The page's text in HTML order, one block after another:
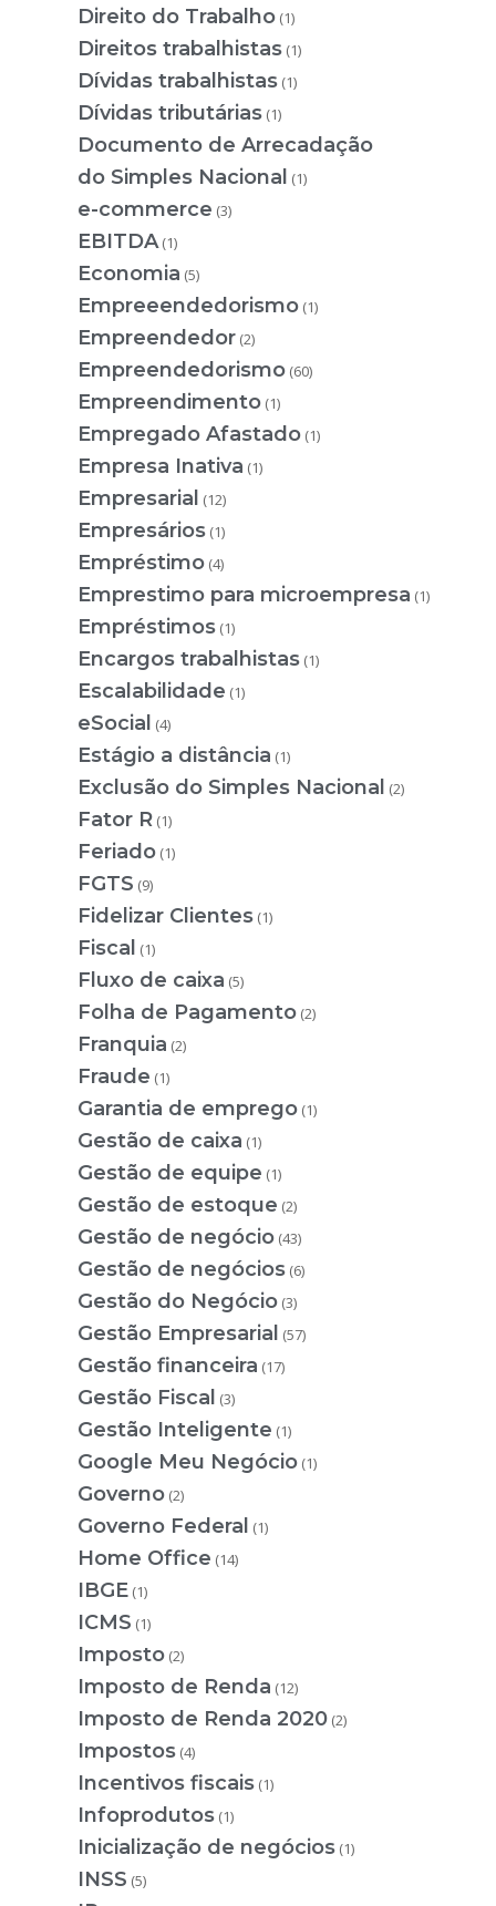
Direito do Trabalho (1)
Direitos trabalhistas (1)
Dívidas trabalhistas (1)
Dívidas tributárias (1)
Documento de Arrecadação
do Simples Nacional (1)
e-commerce (3)
EBITDA (1)
Economia (5)
Empreeendedorismo (1)
Empreendedor (2)
Empreendedorismo (60)
Empreendimento (1)
Empregado Afastado (1)
Empresa Inativa (1)
Empresarial (12)
Empresários (1)
Empréstimo (4)
Emprestimo para microempresa (1)
Empréstimos (1)
Encargos trabalhistas (1)
Escalabilidade (1)
eSocial (4)
Estágio a distância (1)
Exclusão do Simples Nacional (2)
Fator R (1)
Feriado (1)
FGTS (9)
Fidelizar Clientes (1)
Fiscal (1)
Fluxo de caixa (5)
Folha de Pagamento (2)
Franquia (2)
Fraude (1)
Garantia de emprego (1)
Gestão de caixa (1)
Gestão de equipe (1)
Gestão de estoque (2)
Gestão de negócio (43)
Gestão de negócios (6)
Gestão do Negócio (3)
Gestão Empresarial (57)
Gestão financeira (17)
Gestão Fiscal (3)
Gestão Inteligente (1)
Google Meu Negócio (1)
Governo (2)
Governo Federal (1)
Home Office (14)
IBGE (1)
ICMS (1)
Imposto (2)
Imposto de Renda (12)
Imposto de Renda 2020 (2)
Impostos (4)
Incentivos fiscais (1)
Infoprodutos (1)
Inicialização de negócios (1)
INSS (5)